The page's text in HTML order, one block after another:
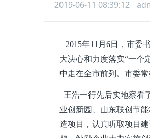
2019-06-11 08:39:12
2015年11月6日，市委
大决心和力度落实“一个
中走在全市前列。市委
王浩一行先后实地察看
业创新园、山东联创节
造项目，认真听取项目